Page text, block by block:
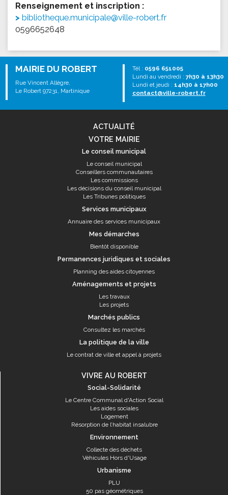
Renseignement et inscription :
bibliotheque.municipale@ville-robert.fr
0596652648
MAIRIE DU ROBERT
Rue Vincent Allègre,
Le Robert 97231, Martinique
Tél : 0596 651005
Lundi au vendredi : 7h30 à 13h30
Lundi et jeudi : 14h30 à 17h00
contact@ville-robert.fr
ACTUALITÉ
VOTRE MAIRIE
Le conseil municipal
Le conseil municipal
Conseillers communautaires
Les commissions
Les décisions du conseil municipal
Les Tribunes politiques
Services municipaux
Annuaire des services municipaux
Mes démarches
Bientôt disponible
Permanences juridiques et sociales
Planning des aides citoyennes
Aménagements et projets
Les travaux
Les projets
Marchés publics
Consultez les marchés
La politique de la ville
Le contrat de ville et appel à projets
VIVRE AU ROBERT
Social-Solidarité
Le Centre Communal d'Action Social
Les aides sociales
Logement
Résorption de l’habitat insalubre
Environnement
Collecte des déchets
Véhicules Hors d'Usage
Urbanisme
PLU
50 pas géométriques